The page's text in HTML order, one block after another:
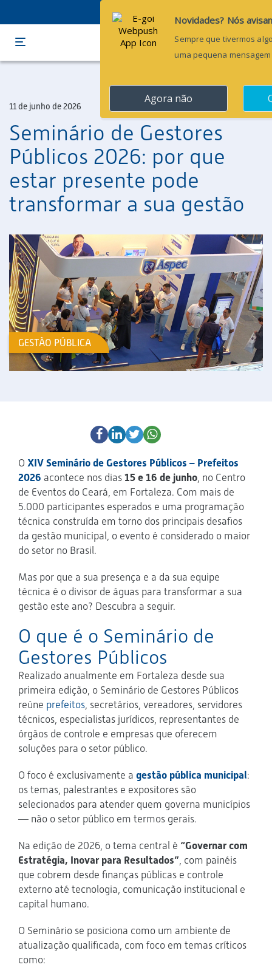
Menu
11 de junho de 2026
Seminário de Gestores
Públicos 2026: por que
estar presente pode
transformar a sua gestão
GESTÃO PÚBLICA
O XIV Seminário de Gestores Públicos – Prefeitos
2026 acontece nos dias 15 e 16 de junho , no Centro
de Eventos do Ceará, em Fortaleza. Com mais de
5.000 participantes esperados e uma programação
técnica construída em torno dos principais desafios
da gestão municipal, o evento é considerado o maior
do setor no Brasil.
Mas por que a sua presença e a da sua equipe
técnica é o divisor de águas para transformar a sua
gestão este ano? Descubra a seguir.
O que é o Seminário de
Gestores Públicos
Realizado anualmente em Fortaleza desde sua
primeira edição, o Seminário de Gestores Públicos
reúne prefeitos , secretários, vereadores, servidores
técnicos, especialistas jurídicos, representantes de
órgãos de controle e empresas que oferecem
soluções para o setor público.
O foco é exclusivamente a gestão pública municipal:
os temas, palestrantes e expositores são
selecionados para atender quem governa municípios
— não o setor público em termos gerais.
Na edição de 2026, o tema central é “Governar com
Estratégia, Inovar para Resultados” , com painéis
que cobrem desde finanças públicas e controle
externo até tecnologia, comunicação institucional e
capital humano.
O Seminário se posiciona como um ambiente de
atualização qualificada, com foco em temas críticos
como: